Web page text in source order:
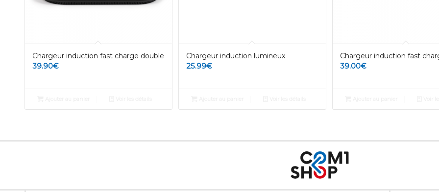
Chargeur induction fast charge double
39.90€
Chargeur induction lumineux
25.99€
Chargeur induction fast
39.00€